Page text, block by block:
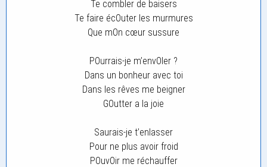
Te combler de baisers
Te faire écOuter les murmures
Que mOn cœur sussure
POurrais-je m’envOler ?
Dans un bonheur avec toi
Dans les rêves me beigner
GOutter a la joie
Saurais-je t’enlasser
Pour ne plus avoir froid
POuvOir me réchauffer